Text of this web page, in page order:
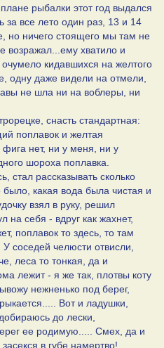
рыбалки этот год выдался
за все лето один раз, 13 и 14
но ничего стоящего мы там не
возражал...ему хватило и
кидавшихся на желтого
одну даже видели на отмели,
не шла ни на воблеры, ни
снасть стандартная:
поплавок и желтая
нет, ни у меня, ни у
шороха поплавка.
стал рассказывать сколько
какая вода была чистая и
взял в руку, решил
на себя - вдруг как жахнет,
поплавок то здесь, то там
соседей челюсти отвисли,
леса то тонкая, да и
лежит - я же так, плотвы коту
нежненько под берег,
Вот и ладушки,
до лески,
ее родимую..... Смех, да и
в губе намертво!